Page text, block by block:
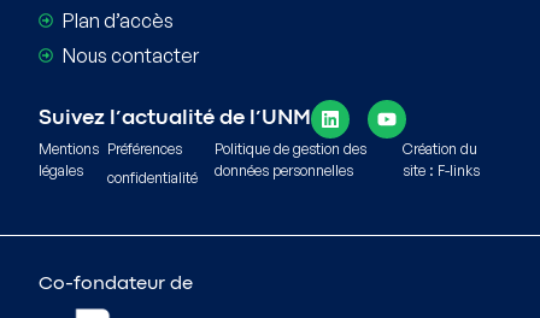
Plan d’accès
Nous contacter
Suivez l’actualité de l’UNM
Mentions
légales
Préférences
confidentialité
Politique de gestion des
données personnelles
Création du
site : F-links
Co-fondateur de